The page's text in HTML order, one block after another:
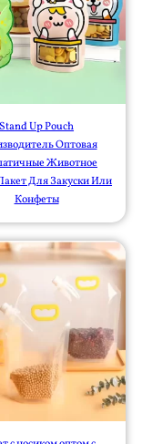
Stand Up Pouch
Оптовая
Животное
Для Закуски Или
Конфеты